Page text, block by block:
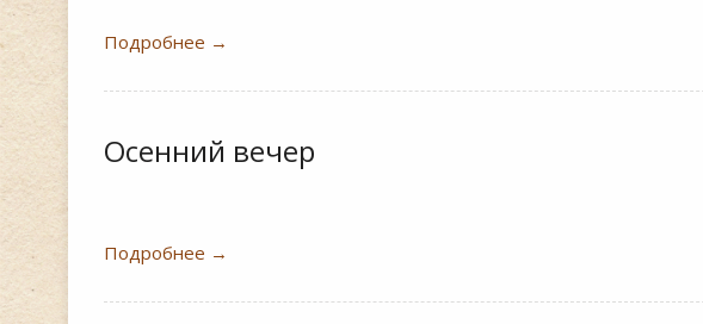
Подробнее →
Осенний вечер
Подробнее →